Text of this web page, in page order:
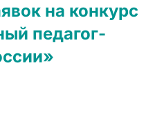
на конкурс
педагог-